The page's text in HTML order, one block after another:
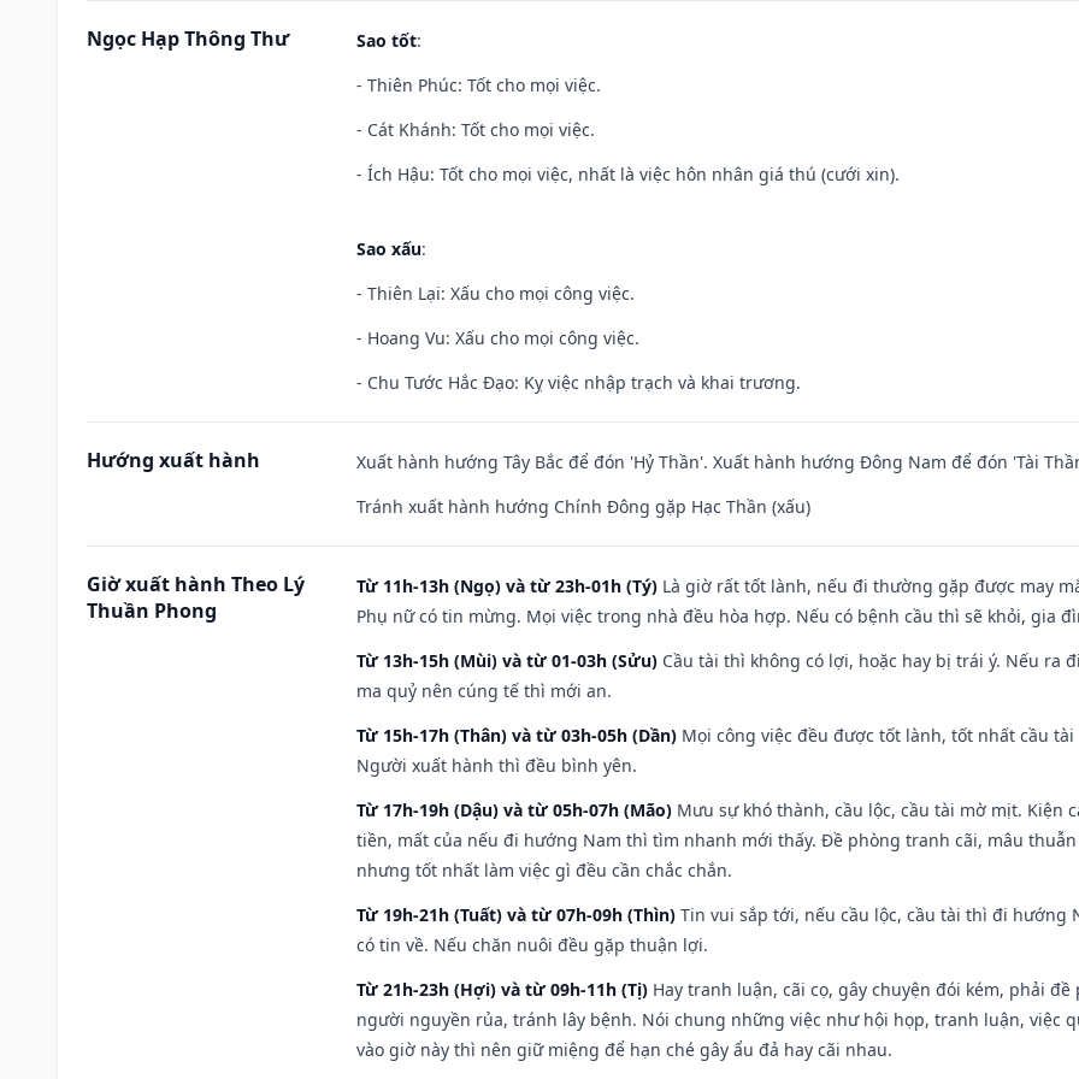
Ngọc Hạp Thông Thư Sao tốt:
- Thiên Phúc: Tốt cho mọi việc.
- Cát Khánh: Tốt cho mọi việc.
- Ích Hậu: Tốt cho mọi việc, nhất là việc hôn nhân giá thú (cưới xin).
Sao xấu:
- Thiên Lại: Xấu cho mọi công việc.
- Hoang Vu: Xấu cho mọi công việc.
- Chu Tước Hắc Đạo: Kỵ việc nhập trạch và khai trương.
Hướng xuất hành
Xuất hành hướng Tây Bắc để đón 'Hỷ Thần'. Xuất hành hướng Đông Nam để đón 'Tài
Tránh xuất hành hướng Chính Đông gặp Hạc Thần (xấu)
Giờ xuất hành Theo Lý
Thuần Phong
Từ 11h-13h (Ngọ) và từ 23h-01h (Tý) Là giờ rất tốt lành, nếu đi thường gặp được may
Phụ nữ có tin mừng. Mọi việc trong nhà đều hòa hợp. Nếu có bệnh cầu thì sẽ khỏi, gia
Từ 13h-15h (Mùi) và từ 01-03h (Sửu) Cầu tài thì không có lợi, hoặc hay bị trái ý. Nếu
ma quỷ nên cúng tế thì mới an.
Từ 15h-17h (Thân) và từ 03h-05h (Dần) Mọi công việc đều được tốt lành, tốt nhất cầu
Người xuất hành thì đều bình yên.
Từ 17h-19h (Dậu) và từ 05h-07h (Mão) Mưu sự khó thành, cầu lộc, cầu tài mờ mịt. Kiện
tiền, mất của nếu đi hướng Nam thì tìm nhanh mới thấy. Đề phòng tranh cãi, mâu
nhưng tốt nhất làm việc gì đều cần chắc chắn.
Từ 19h-21h (Tuất) và từ 07h-09h (Thìn) Tin vui sắp tới, nếu cầu lộc, cầu tài thì đi hướng
có tin về. Nếu chăn nuôi đều gặp thuận lợi.
Từ 21h-23h (Hợi) và từ 09h-11h (Tị) Hay tranh luận, cãi cọ, gây chuyện đói kém, phải
người nguyền rủa, tránh lây bệnh. Nói chung những việc như hội họp, tranh luận, việc
vào giờ này thì nên giữ miệng để hạn ché gây ẩu đả hay cãi nhau.